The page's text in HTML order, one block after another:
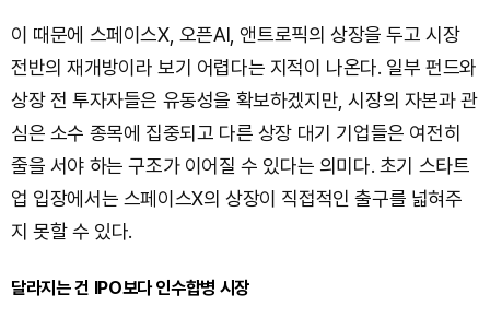
이 때문에 스페이스X, 오픈AI, 앤트로픽의 상장을 두고 시장
전반의 재개방이라 보기 어렵다는 지적이 나온다. 일부 펀드와
상장 전 투자자들은 유동성을 확보하겠지만, 시장의 자본과 관
심은 소수 종목에 집중되고 다른 상장 대기 기업들은 여전히
줄을 서야 하는 구조가 이어질 수 있다는 의미다. 초기 스타트
업 입장에서는 스페이스X의 상장이 직접적인 출구를 넓혀주
지 못할 수 있다.
달라지는 건 IPO보다 인수합병 시장